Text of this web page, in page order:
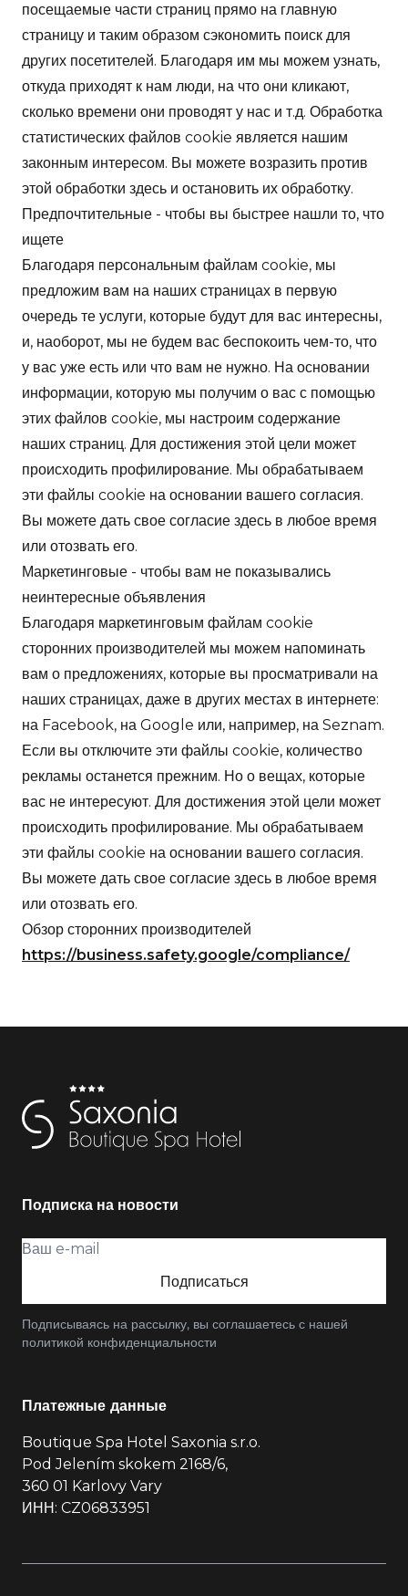
посещаемые части страниц прямо на главную
страницу и таким образом сэкономить поиск для
других посетителей. Благодаря им мы можем узнать,
откуда приходят к нам люди, на что они кликают,
сколько времени они проводят у нас и т.д. Обработка
статистических файлов cookie является нашим
законным интересом. Вы можете возразить против
этой обработки здесь и остановить их обработку.
Предпочтительные - чтобы вы быстрее нашли то, что
ищете
Благодаря персональным файлам cookie, мы
предложим вам на наших страницах в первую
очередь те услуги, которые будут для вас интересны,
и, наоборот, мы не будем вас беспокоить чем-то, что
у вас уже есть или что вам не нужно. На основании
информации, которую мы получим о вас с помощью
этих файлов cookie, мы настроим содержание
наших страниц. Для достижения этой цели может
происходить профилирование. Мы обрабатываем
эти файлы cookie на основании вашего согласия.
Вы можете дать свое согласие здесь в любое время
или отозвать его.
Маркетинговые - чтобы вам не показывались
неинтересные объявления
Благодаря маркетинговым файлам cookie
сторонних производителей мы можем напоминать
вам о предложениях, которые вы просматривали на
наших страницах, даже в других местах в интернете:
на Facebook, на Google или, например, на Seznam.
Если вы отключите эти файлы cookie, количество
рекламы останется прежним. Но о вещах, которые
вас не интересуют. Для достижения этой цели может
происходить профилирование. Мы обрабатываем
эти файлы cookie на основании вашего согласия.
Вы можете дать свое согласие здесь в любое время
или отозвать его.
Обзор сторонних производителей
https://business.safety.google/compliance/
Подписка на новости
Подписаться
Подписываясь на рассылку, вы соглашаетесь с нашей
политикой конфиденциальности
Платежные данные
Boutique Spa Hotel Saxonia s.r.o.
Pod Jelením skokem 2168/6,
360 01 Karlovy Vary
ИНН: CZ06833951